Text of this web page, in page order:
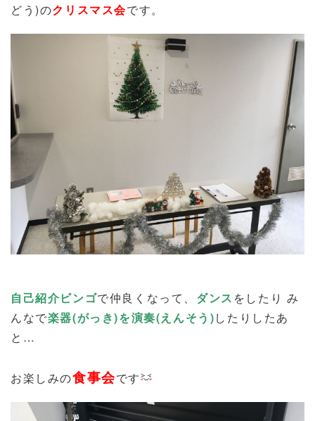
どう)のクリスマス会です。
自己紹介ビンゴで仲良くなって、 ダンス をしたり み
んなで楽器(がっき)を演奏(えんそう)したりしたあ
と…
お楽しみの食事会です